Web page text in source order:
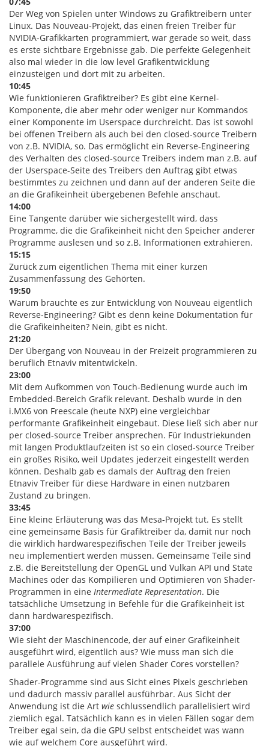
Der Weg von Spielen unter Windows zu Grafiktreibern unter
Linux. Das Nouveau-Projekt, das einen freien Treiber für
NVIDIA-Grafikkarten programmiert, war gerade so weit, dass
es erste sichtbare Ergebnisse gab. Die perfekte Gelegenheit
also mal wieder in die low level Grafikentwicklung
einzusteigen und dort mit zu arbeiten.
10:45
Wie funktionieren Grafiktreiber? Es gibt eine Kernel-
Komponente, die aber mehr oder weniger nur Kommandos
einer Komponente im Userspace durchreicht. Das ist sowohl
bei offenen Treibern als auch bei den closed-source Treibern
von z.B. NVIDIA, so. Das ermöglicht ein Reverse-Engineering
des Verhalten des closed-source Treibers indem man z.B. auf
der Userspace-Seite des Treibers den Auftrag gibt etwas
bestimmtes zu zeichnen und dann auf der anderen Seite die
an die Grafikeinheit übergebenen Befehle anschaut.
14:00
Eine Tangente darüber wie sichergestellt wird, dass
Programme, die die Grafikeinheit nicht den Speicher anderer
Programme auslesen und so z.B. Informationen extrahieren.
15:15
Zurück zum eigentlichen Thema mit einer kurzen
Zusammenfassung des Gehörten.
19:50
Warum brauchte es zur Entwicklung von Nouveau eigentlich
Reverse-Engineering? Gibt es denn keine Dokumentation für
die Grafikeinheiten? Nein, gibt es nicht.
21:20
Der Übergang von Nouveau in der Freizeit programmieren zu
beruflich Etnaviv mitentwickeln.
23:00
Mit dem Aufkommen von Touch-Bedienung wurde auch im
Embedded-Bereich Grafik relevant. Deshalb wurde in den
i.MX6 von Freescale (heute NXP) eine vergleichbar
performante Grafikeinheit eingebaut. Diese ließ sich aber nur
per closed-source Treiber ansprechen. Für Industriekunden
mit langen Produktlaufzeiten ist so ein closed-source Treiber
ein großes Risiko, weil Updates jederzeit eingestellt werden
können. Deshalb gab es damals der Auftrag den freien
Etnaviv Treiber für diese Hardware in einen nutzbaren
Zustand zu bringen.
33:45
Eine kleine Erläuterung was das Mesa-Projekt tut. Es stellt
eine gemeinsame Basis für Grafiktreiber da, damit nur noch
die wirklich hardwarespezifischen Teile der Treiber jeweils
neu implementiert werden müssen. Gemeinsame Teile sind
z.B. die Bereitstellung der OpenGL und Vulkan API und State
Machines oder das Kompilieren und Optimieren von Shader-
Programmen in eine Intermediate Representation. Die
tatsächliche Umsetzung in Befehle für die Grafikeinheit ist
dann hardwarespezifisch.
37:00
Wie sieht der Maschinencode, der auf einer Grafikeinheit
ausgeführt wird, eigentlich aus? Wie muss man sich die
parallele Ausführung auf vielen Shader Cores vorstellen?
Shader-Programme sind aus Sicht eines Pixels geschrieben
und dadurch massiv parallel ausführbar. Aus Sicht der
Anwendung ist die Art wie schlussendlich parallelisiert wird
ziemlich egal. Tatsächlich kann es in vielen Fällen sogar dem
Treiber egal sein, da die GPU selbst entscheidet was wann
wie auf welchem Core ausgeführt wird.